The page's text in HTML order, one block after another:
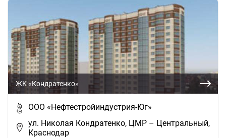
ЖК «Кондратенко»
ООО «Нефтестройиндустрия-Юг»
ул. Николая Кондратенко, ЦМР – Центральный,
Краснодар